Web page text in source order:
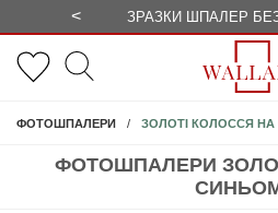
< ЗРАЗКИ ШПАЛЕР
ФОТОШПАЛЕРИ
ФОТОШПАЛЕРИ ЗОЛОТІ КОЛОССЯ